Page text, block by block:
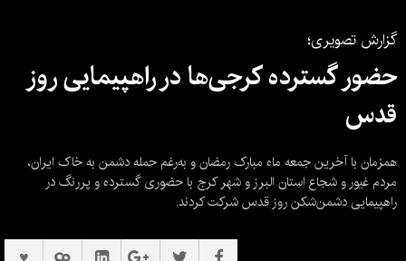
گزارش تصویری؛
حضور گسترده کرجی‌ها در راهپیمایی روز
قدس
همزمان با آخرین جمعه ماه مبارک رمضان و به‌رغم حمله دشمن به خاک ایران،
مردم غیور و شجاع استان البرز و شهر کرج با حضوری گسترده و پررنگ در
راهپیمایی دشمن‌شکن روز قدس شرکت کردند.